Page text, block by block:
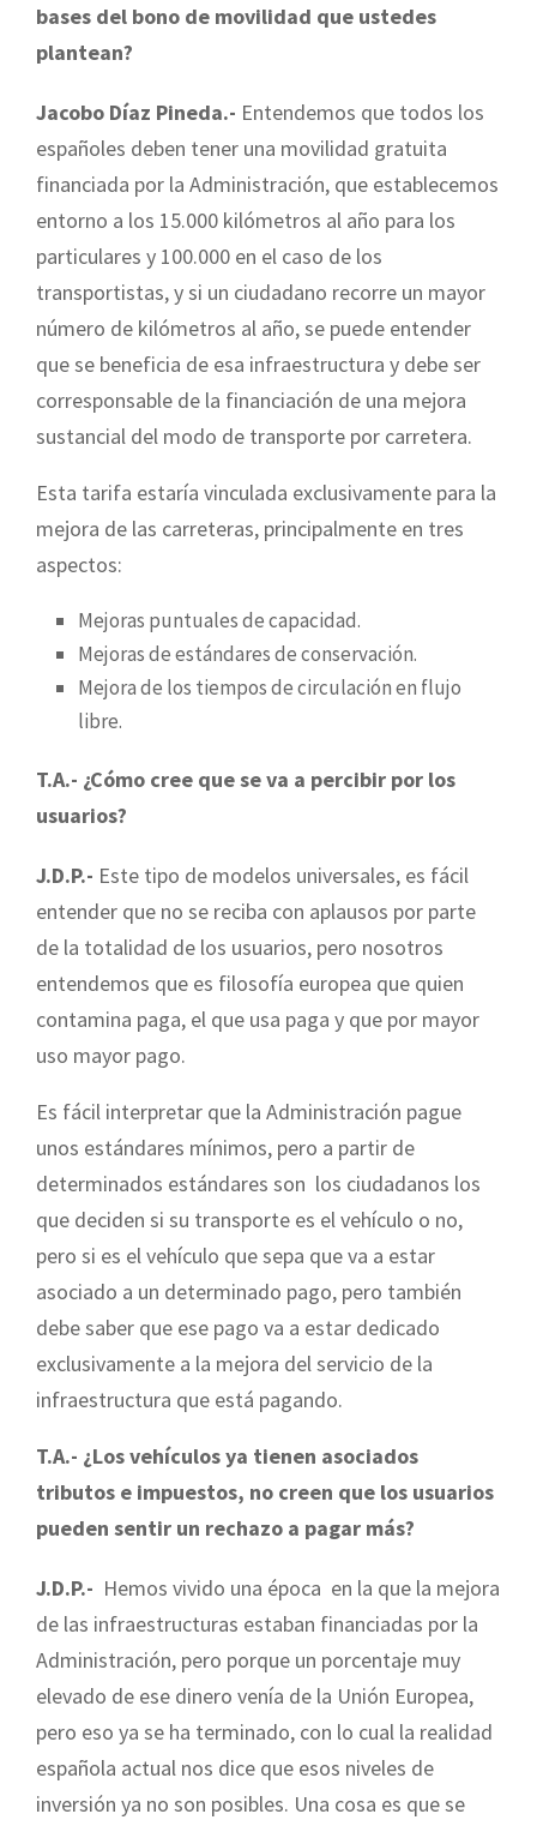
bases del bono de movilidad que ustedes
plantean?
Jacobo Díaz Pineda.- Entendemos que todos los
españoles deben tener una movilidad gratuita
financiada por la Administración, que establecemos
entorno a los 15.000 kilómetros al año para los
particulares y 100.000 en el caso de los
transportistas, y si un ciudadano recorre un mayor
número de kilómetros al año, se puede entender
que se beneficia de esa infraestructura y debe ser
corresponsable de la financiación de una mejora
sustancial del modo de transporte por carretera.
Esta tarifa estaría vinculada exclusivamente para la
mejora de las carreteras, principalmente en tres
aspectos:
Mejoras puntuales de capacidad.
Mejoras de estándares de conservación.
Mejora de los tiempos de circulación en flujo
libre.
T.A.- ¿Cómo cree que se va a percibir por los
usuarios?
J.D.P.- Este tipo de modelos universales, es fácil
entender que no se reciba con aplausos por parte
de la totalidad de los usuarios, pero nosotros
entendemos que es filosofía europea que quien
contamina paga, el que usa paga y que por mayor
uso mayor pago.
Es fácil interpretar que la Administración pague
unos estándares mínimos, pero a partir de
determinados estándares son los ciudadanos los
que deciden si su transporte es el vehículo o no,
pero si es el vehículo que sepa que va a estar
asociado a un determinado pago, pero también
debe saber que ese pago va a estar dedicado
exclusivamente a la mejora del servicio de la
infraestructura que está pagando.
T.A.- ¿Los vehículos ya tienen asociados
tributos e impuestos, no creen que los usuarios
pueden sentir un rechazo a pagar más?
J.D.P.- Hemos vivido una época en la que la mejora
de las infraestructuras estaban financiadas por la
Administración, pero porque un porcentaje muy
elevado de ese dinero venía de la Unión Europea,
pero eso ya se ha terminado, con lo cual la realidad
española actual nos dice que esos niveles de
inversión ya no son posibles. Una cosa es que se